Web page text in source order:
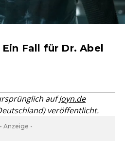
Fall für Dr. Abel
aufJoyn.de
veröffentlicht.
- Anzeige -